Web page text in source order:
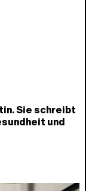
Sie schreibt
und